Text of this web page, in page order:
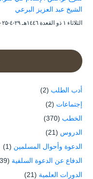
الشيخ عبد العزيز البرعي
الثلاثاء ۱ ذو القعدة ۱٤٤٦هـ ۲۹-٤-۲۰۲۵م
أدب الطلب (2)
إجتماعات (2)
الخطب (370)
الدروس (21)
الدعوة وأحوال المسلمين (1)
الدفاع عن الدعوة السلفية (139)
الدورات العلمية (21)